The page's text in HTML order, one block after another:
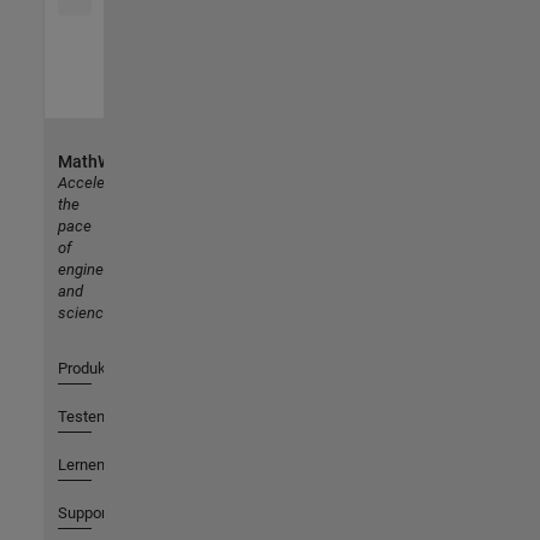
MathWorks
Accelerating
the
pace
of
engineering
and
science
Produkte
Testen oder Kaufen
Lernen
Support